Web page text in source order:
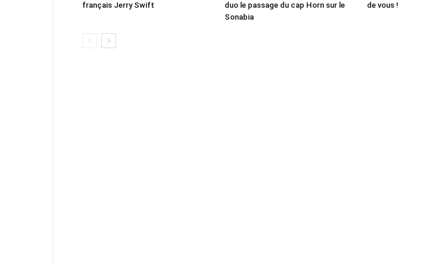
français Jerry Swift
duo le passage du cap Horn sur le
Sonabia
de vous !